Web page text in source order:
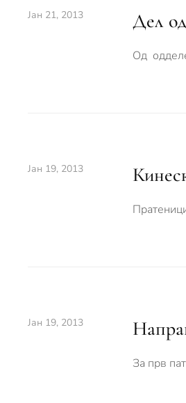
Јан 21, 2013 Дел
Од
Јан 19, 2013
Јан 19, 2013
За прв